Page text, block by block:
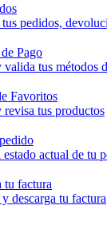
pedidos,
Pago
valida tus métodos
Favoritos
revisa tus productos
estado actual de tu
tu factura
descarga tu factura